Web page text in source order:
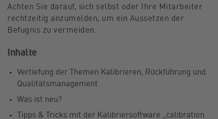
Achten Sie darauf, sich selbst oder Ihre Mitarbeiter
rechtzeitig anzumelden, um ein Aussetzen der
Befugnis zu vermeiden.
Inhalte
Vertiefung der Themen Kalibrieren, Rückführung und
Qualitätsmanagement
Was ist neu?
Tipps & Tricks mit der Kalibriersoftware „calibration